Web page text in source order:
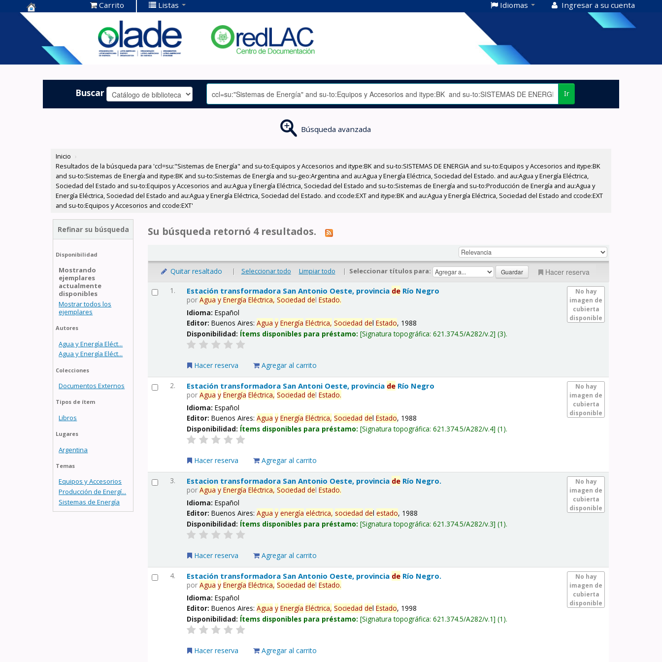
Centro de
Documentación
OLADE -
Carrito Listas Idiomas Ingresar a su cuenta
Buscar Ir
Búsqueda avanzada
Inicio ›
Resultados de la búsqueda para 'ccl=su:"Sistemas de Energía" and su-to:Equipos y Accesorios and itype:BK and su-to:SISTEMAS DE ENERGIA and su-to:Equipos y Accesorios and itype:BK
and su-to:Sistemas de Energía and itype:BK and su-to:Sistemas de Energía and su-geo:Argentina and au:Agua y Energía Eléctrica, Sociedad del Estado. and au:Agua y Energía Eléctrica,
Sociedad del Estado and su-to:Equipos y Accesorios and au:Agua y Energía Eléctrica, Sociedad del Estado and su-to:Sistemas de Energía and su-to:Producción de Energía and au:Agua y
Energía Eléctrica, Sociedad del Estado and au:Agua y Energía Eléctrica, Sociedad del Estado. and ccode:EXT and itype:BK and au:Agua y Energía Eléctrica, Sociedad del Estado and ccode:EXT
and su-to:Equipos y Accesorios and ccode:EXT'
Refinar su búsqueda
Disponibilidad
Mostrando
ejemplares
actualmente
disponibles
Mostrar todos los
ejemplares
Autores
Agua y Energía Eléct...
Agua y Energía Eléct...
Colecciones
Documentos Externos
Tipos de ítem
Libros
Lugares
Argentina
Temas
Equipos y Accesorios
Producción de Energí...
Sistemas de Energía
Su búsqueda retornó 4 resultados.
Quitar resaltado | Seleccionar todo Limpiar todo | Seleccionar títulos para: Hacer reserva
1.
No hay
imagen de
cubierta
disponible
Estación transformadora San Antonio Oeste, provincia de Río Negro
porAgua y Energía Eléctrica, Sociedad delEstado.
Idioma:Español
Editor:Buenos Aires:Agua y Energía Eléctrica, Sociedad delEstado, 1988
Disponibilidad: Ítems disponibles para préstamo: Signatura topográfica:621.374.5/A282/v.2 (3).
Hacer reserva Agregar al carrito
2.
No hay
imagen de
cubierta
disponible
Estación transformadora San Antoni Oeste, provincia de Río Negro
porAgua y Energía Eléctrica, Sociedad delEstado.
Idioma:Español
Editor:Buenos Aires:Agua y Energía Eléctrica, Sociedad delEstado, 1988
Disponibilidad: Ítems disponibles para préstamo: Signatura topográfica:621.374.5/A282/v.4 (1).
Hacer reserva Agregar al carrito
3.
No hay
imagen de
cubierta
disponible
Estacion transformadora San Antonio Oeste, provincia de Río Negro.
porAgua y Energía Eléctrica, Sociedad delEstado.
Idioma:Español
Editor:Buenos Aires:Agua y energía eléctrica, sociedad delestado, 1988
Disponibilidad: Ítems disponibles para préstamo: Signatura topográfica:621.374.5/A282/v.3 (1).
Hacer reserva Agregar al carrito
4.
No hay
imagen de
cubierta
disponible
Estación transformadora San Antonio Oeste, provincia de Río Negro.
porAgua y Energía Eléctrica, Sociedad delEstado.
Idioma:Español
Editor:Buenos Aires:Agua y Energía Eléctrica, Sociedad delEstado, 1998
Disponibilidad: Ítems disponibles para préstamo: Signatura topográfica:621.374.5/A282/v.1 (1).
Hacer reserva Agregar al carrito